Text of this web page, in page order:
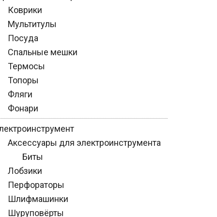
Коврики
Мультитулы
Посуда
Спальные мешки
Термосы
Топоры
Фляги
Фонари
Аксессуары для электроинструмента
Биты
Лобзики
Перфораторы
Шлифмашинки
Шуруповёрты